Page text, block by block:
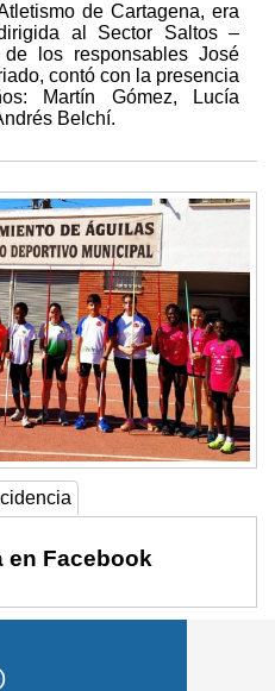
de Cartagena, era
al Sector Saltos –
los responsables José
contó con la presencia
Martín Gómez, Lucía
Belchí.
en Facebook